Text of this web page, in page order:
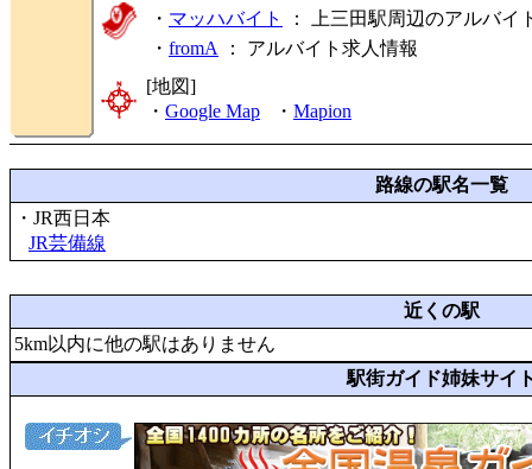
・ マッハバイト
： 上三田駅周辺のアルバイ
・ fromA ： アルバイト求人情報
[地図]
・ Google Map ・ Mapion
路線の駅名一覧
・JR西日本
JR芸備線
近くの駅
5km以内に他の駅はありません
駅街ガイド姉妹サイ